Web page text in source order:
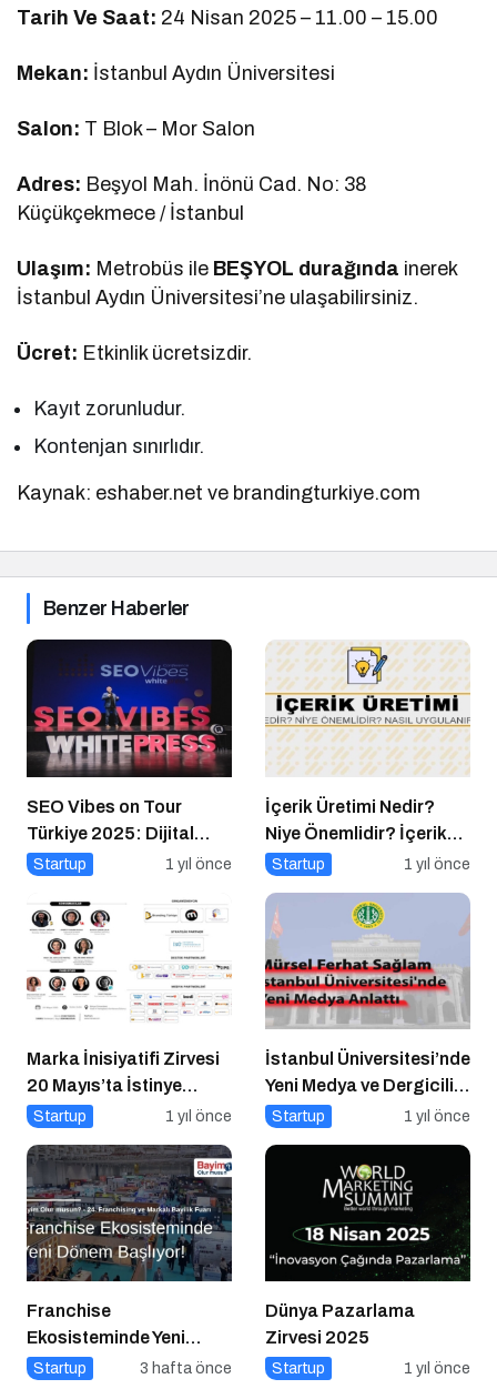
Tarih Ve Saat: 24 Nisan 2025 – 11.00 – 15.00
Mekan: İstanbul Aydın Üniversitesi
Salon: T Blok – Mor Salon
Adres: Beşyol Mah. İnönü Cad. No: 38
Küçükçekmece / İstanbul
Ulaşım: Metrobüs ile BEŞYOL durağında inerek
İstanbul Aydın Üniversitesi’ne ulaşabilirsiniz.
Ücret: Etkinlik ücretsizdir.
Kayıt zorunludur.
Kontenjan sınırlıdır.
Kaynak: eshaber.net ve brandingturkiye.com
Benzer Haberler
SEO Vibes on Tour
Türkiye 2025: Dijital
Dünyanın Nabzını Tutan
Startup 1 yıl önce
İçerik Üretimi Nedir?
Niye Önemlidir? İçerik
Üretimi Nasıl Yapılır?
Startup 1 yıl önce
Marka İnisiyatifi Zirvesi
20 Mayıs’ta İstinye
Üniversitesi’nde!
Startup 1 yıl önce
İstanbul Üniversitesi’nde
Yeni Medya ve Dergicilik
Konuşuldu
Startup 1 yıl önce
Franchise
Ekosisteminde Yeni
Dönem Başlıyor: Bayim
Startup 3 hafta önce
Dünya Pazarlama
Zirvesi 2025
Startup 1 yıl önce